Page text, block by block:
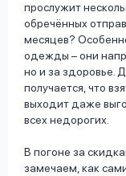
прослужит
обречённых
месяцев?
одежды – они
но и за здоровье.
получается, что
выходит даже
всех недорогих.
В погоне за
замечаем, как